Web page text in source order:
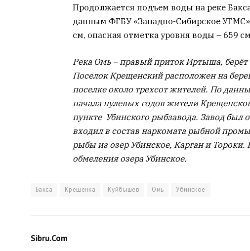
Продолжается подъем воды на реке
данным ФГБУ «Западно-Сибирское
см, опасная отметка уровня воды – 659
Река Омь – правый приток Иртыша, берёт
Поселок Крещенский расположен на
поселке около трехсот жителей. По
начала нулевых годов жители
пункте Убинского рыбзавода. Завод был
входил в состав наркомата рыбной
рыбы из озер Убинское, Карган и
обмеления озера Убинское.
Бакса Крещенка Куйбышев Омь Убинское
Sibru.Com